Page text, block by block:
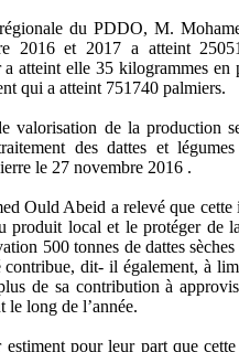
du PDDO, M.
2016 et 2017 a atteint
atteint elle 35 kilogrammes en
qui a atteint 751740 palmiers.
valorisation de la production
des dattes et
le 27 novembre 2016 .
Ould Abeid a relevé que
produit local et le protéger de
500 tonnes de dattes
contribue, dit- il également, à
de sa contribution à
le long de l’année.
pour leur part que